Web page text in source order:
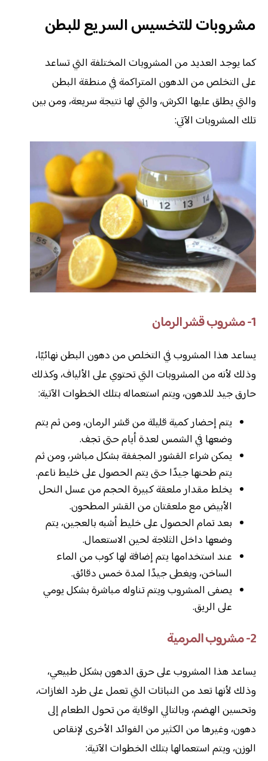
مشروبات للتخسيس السريع للبطن
كما يوجد العديد من المشروبات المختلفة التي تساعد
على التخلص من الدهون المتراكمة في منطقة البطن
والتي يطلق عليها الكرش، والتي لها نتيجة سريعة، ومن بين
تلك المشروبات الآتي:
1- مشروب قشر الرمان
يساعد هذا المشروب في التخلص من دهون البطن نهائيًا،
وذلك لأنه من المشروبات التي تحتوي على الألياف، وكذلك
حارق جيد للدهون، ويتم استعماله بتلك الخطوات الآتية:
يتم إحضار كمية قليلة من قشر الرمان، ومن ثم يتم
وضعها في الشمس لعدة أيام حتى تجف.
يمكن شراء القشور المجففة بشكل مباشر، ومن ثم
يتم طحنها جيدًا حتى يتم الحصول على خليط ناعم.
يخلط مقدار ملعقة كبيرة الحجم من عسل النحل
الأبيض مع ملعقتان من القشر المطحون.
بعد تمام الحصول على خليط أشبه بالعجين، يتم
وضعها داخل الثلاجة لحين الاستعمال.
عند استخدامها يتم إضافة لها كوب من الماء
الساخن، ويغطى جيدًا لمدة خمس دقائق.
يصفى المشروب ويتم تناوله مباشرة بشكل يومي
على الريق.
2- مشروب المرمية
يساعد هذا المشروب على حرق الدهون بشكل طبيعي،
وذلك لأنها تعد من النباتات التي تعمل على طرد الغازات،
وتحسين الهضم، وبالتالي الوقاية من تحول الطعام إلى
دهون، وغيرها من الكثير من الفوائد الأخرى لإنقاص
الوزن، ويتم استعمالها بتلك الخطوات الآتية: